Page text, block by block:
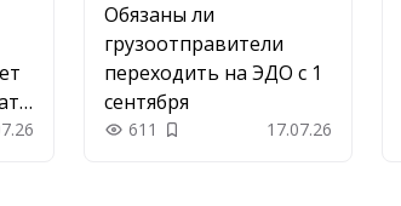
Обязаны ли
грузоотправители
переходить на ЭДО с 1
сентября
611 Добавить в закладки
17.07.26